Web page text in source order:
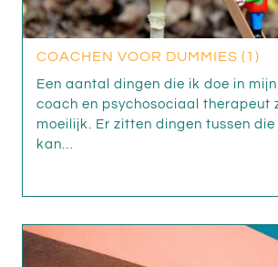
COACHEN VOOR DUMMIES (1)
Een aantal dingen die ik doe in
coach en psychosociaal therapeut
moeilijk. Er zitten dingen tussen die
kan…